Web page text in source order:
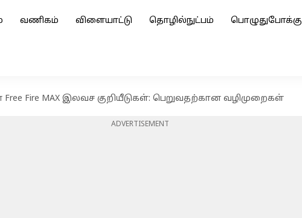
வணிகம் விளையாட்டு தொழில்நுட்பம் பொழுதுபோக்கு
Free Fire MAX இலவச குறியீடுகள்: பெறுவதற்கான வழிமுறைகள்
ADVERTISEMENT